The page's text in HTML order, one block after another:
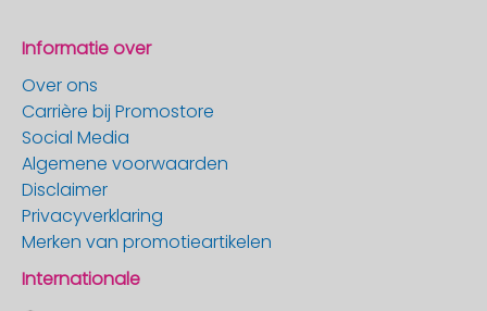
Informatie over
Over ons
Carrière bij Promostore
Social Media
Algemene voorwaarden
Disclaimer
Privacyverklaring
Merken van promotieartikelen
Internationale